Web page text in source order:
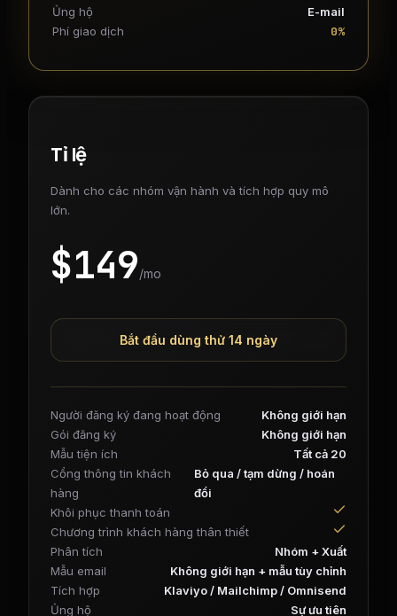
Ủng hộ
E-mail
Phí giao dịch
0%
Tỉ lệ
Dành cho các nhóm vận hành và tích hợp quy mô
lớn.
$149/mo
Bắt đầu dùng thử 14 ngày
Người đăng ký đang hoạt động
Không giới hạn
Gói đăng ký
Không giới hạn
Mẫu tiện ích
Tất cả 20
Cổng thông tin khách
hàng
Bỏ qua / tạm dừng / hoán
đổi
Khôi phục thanh toán
Chương trình khách hàng thân thiết
Phân tích
Nhóm + Xuất
Mẫu email
Không giới hạn + mẫu tùy chỉnh
Tích hợp
Klaviyo / Mailchimp / Omnisend
Ủng hộ
Sự ưu tiên